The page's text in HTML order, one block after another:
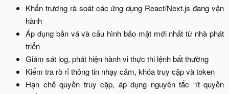
Khẩn trương rà soát các ứng dụng React/Next.js đang vận
hành​
Áp dụng bản vá và cấu hình bảo mật mới nhất từ nhà phát
triển​
Giám sát log, phát hiện hành vi thực thi lệnh bất thường​
Kiểm tra rò rỉ thông tin nhạy cảm, khóa truy cập và token​
Hạn chế quyền truy cập, áp dụng nguyên tắc “ít quyền